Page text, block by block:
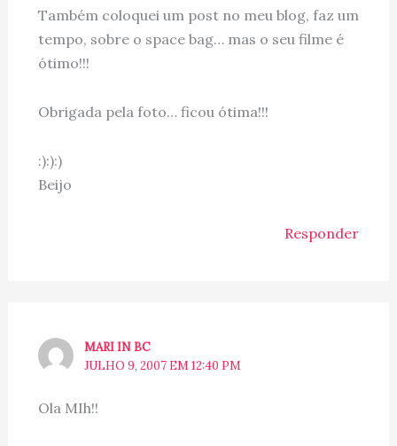
Também coloquei um post no meu blog, faz um
tempo, sobre o space bag… mas o seu filme é
ótimo!!!
Obrigada pela foto… ficou ótima!!!
:):):)
Beijo
Responder
MARI IN BC
JULHO 9, 2007 EM 12:40 PM
Ola MIh!!